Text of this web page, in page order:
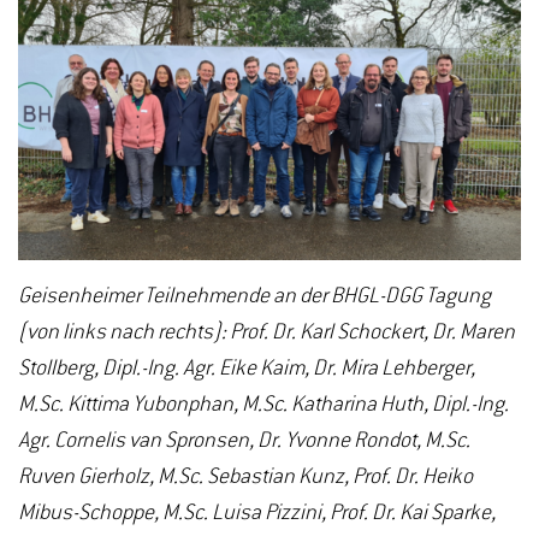
Geisenheimer Teilnehmende an der BHGL-DGG Tagung
(von links nach rechts): Prof. Dr. Karl Schockert, Dr. Maren
Stollberg, Dipl.-Ing. Agr. Eike Kaim, Dr. Mira Lehberger,
M.Sc. Kittima Yubonphan, M.Sc. Katharina Huth, Dipl.-Ing.
Agr. Cornelis van Spronsen, Dr. Yvonne Rondot, M.Sc.
Ruven Gierholz, M.Sc. Sebastian Kunz, Prof. Dr. Heiko
Mibus-Schoppe, M.Sc. Luisa Pizzini, Prof. Dr. Kai Sparke,